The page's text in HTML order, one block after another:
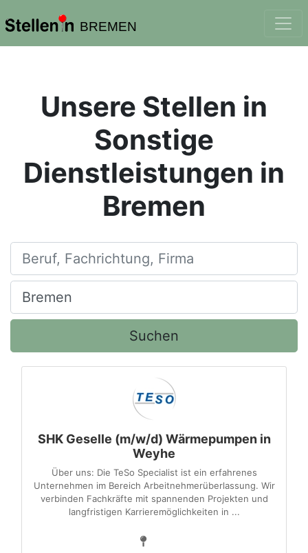
BREMEN
Unsere Stellen in
Sonstige
Dienstleistungen in
Bremen
Beruf, Fachrichtung, Firma
Ort, Stadt
Suchen
SHK Geselle (m/w/d) Wärmepumpen in
Weyhe
Über uns: Die TeSo Specialist ist ein erfahrenes
Unternehmen im Bereich Arbeitnehmerüberlassung. Wir
verbinden Fachkräfte mit spannenden Projekten und
langfristigen Karrieremöglichkeiten in ...